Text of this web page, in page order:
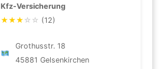
Kfz-Versicherung
★★★ ☆ ☆ (12)
Grothusstr. 18
45881 Gelsenkirchen